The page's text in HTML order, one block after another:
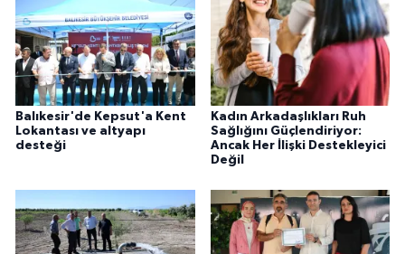
Balıkesir'de Kepsut'a Kent
Lokantası ve altyapı
desteği
Kadın Arkadaşlıkları Ruh
Sağlığını Güçlendiriyor:
Ancak Her İlişki Destekleyici
Değil